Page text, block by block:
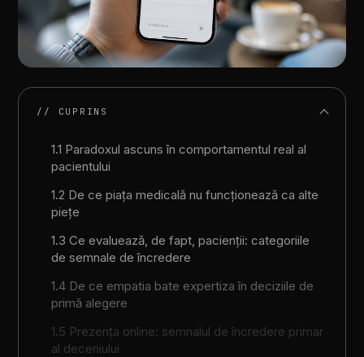
// CUPRINS
1.1 Paradoxul ascuns în comportamentul real al
pacientului
1.2 De ce piața medicală nu funcționează ca alte
piețe
1.3 Ce evaluează, de fapt, pacienții: categoriile
de semnale de încredere
1.4 De ce empatia bate expertiza în deciziile de
primă alegere
1.5 Prezența online: semnalul de încredere primar
al deceniului